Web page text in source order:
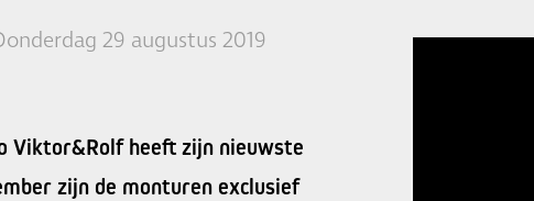
29 augustus 2019
Viktor&Rolf heeft zijn nieuwste
zijn de monturen exclusief